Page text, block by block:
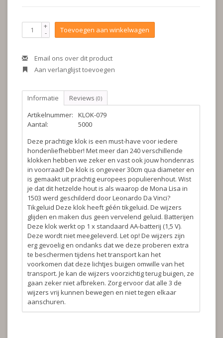
+
- Toevoegen aan winkelwagen
Email ons over dit product
Aan verlanglijst toevoegen
Informatie Reviews (0)
Artikelnummer:
KLOK-079
Aantal:
5000
Deze prachtige klok is een must-have voor iedere
hondenliefhebber! Met meer dan 240 verschillende
klokken hebben we zeker en vast ook jouw hondenras
in voorraad! De klok is ongeveer 30cm qua diameter en
is gemaakt uit prachtig europees populierenhout. Wist
je dat dit hetzelde hout is als waarop de Mona Lisa in
1503 werd geschilderd door Leonardo Da Vinci?
Tikgeluid Deze klok heeft géén tikgeluid. De wijzers
glijden en maken dus geen vervelend geluid. Batterijen
Deze klok werkt op 1 x standaard AA-batterij (1,5 V).
Deze wordt niet meegeleverd. Let op! De wijzers zijn
erg gevoelig en ondanks dat we deze proberen extra
te beschermen tijdens het transport kan het
voorkomen dat deze lichtjes buigen omwille van het
transport. Je kan de wijzers voorzichtig terug buigen, ze
gaan zeker niet afbreken. Zorg ervoor dat alle 3 de
wijzers vrij kunnen bewegen en niet tegen elkaar
aanschuren.